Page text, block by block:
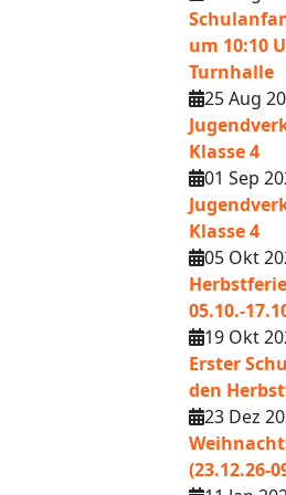
um 10:10
Turnhalle
25 Aug
Klasse 4
01 Sep
Klasse 4
05 Okt
05.10.-
19 Okt
Erster
den
23 Dez
(23.12.26-